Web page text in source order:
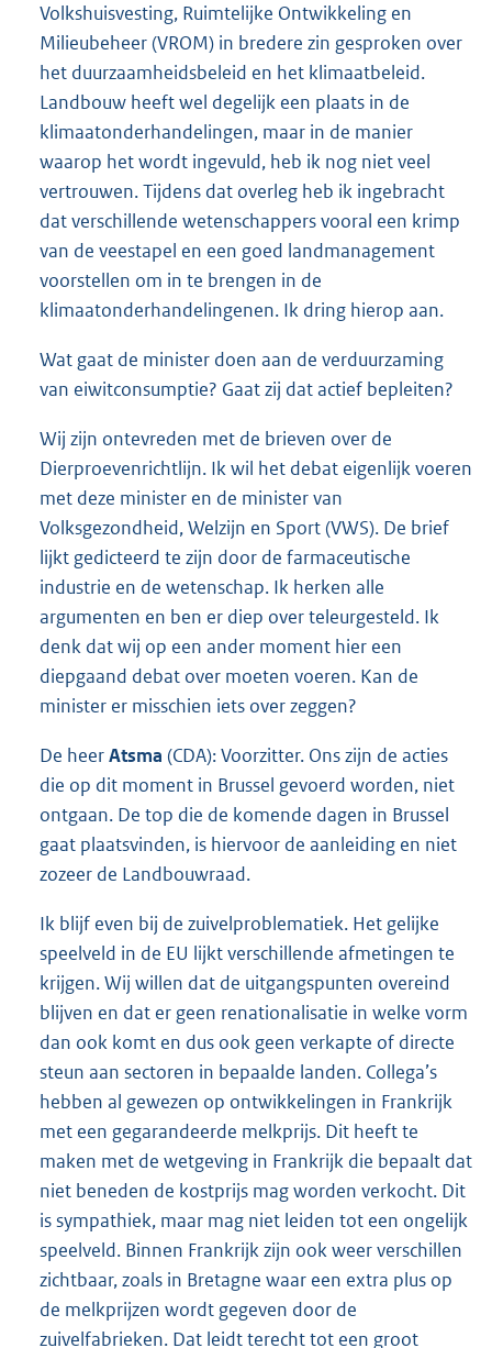
Volkshuisvesting, Ruimtelijke Ontwikkeling en
Milieubeheer (VROM) in bredere zin gesproken over
het duurzaamheidsbeleid en het klimaatbeleid.
Landbouw heeft wel degelijk een plaats in de
klimaatonderhandelingen, maar in de manier
waarop het wordt ingevuld, heb ik nog niet veel
vertrouwen. Tijdens dat overleg heb ik ingebracht
dat verschillende wetenschappers vooral een krimp
van de veestapel en een goed landmanagement
voorstellen om in te brengen in de
klimaatonderhandelingenen. Ik dring hierop aan.
Wat gaat de minister doen aan de verduurzaming
van eiwitconsumptie? Gaat zij dat actief bepleiten?
Wij zijn ontevreden met de brieven over de
Dierproevenrichtlijn. Ik wil het debat eigenlijk voeren
met deze minister en de minister van
Volksgezondheid, Welzijn en Sport (VWS). De brief
lijkt gedicteerd te zijn door de farmaceutische
industrie en de wetenschap. Ik herken alle
argumenten en ben er diep over teleurgesteld. Ik
denk dat wij op een ander moment hier een
diepgaand debat over moeten voeren. Kan de
minister er misschien iets over zeggen?
De heerAtsma (CDA): Voorzitter. Ons zijn de acties
die op dit moment in Brussel gevoerd worden, niet
ontgaan. De top die de komende dagen in Brussel
gaat plaatsvinden, is hiervoor de aanleiding en niet
zozeer de Landbouwraad.
Ik blijf even bij de zuivelproblematiek. Het gelijke
speelveld in de EU lijkt verschillende afmetingen te
krijgen. Wij willen dat de uitgangspunten overeind
blijven en dat er geen renationalisatie in welke vorm
dan ook komt en dus ook geen verkapte of directe
steun aan sectoren in bepaalde landen. Collega’s
hebben al gewezen op ontwikkelingen in Frankrijk
met een gegarandeerde melkprijs. Dit heeft te
maken met de wetgeving in Frankrijk die bepaalt dat
niet beneden de kostprijs mag worden verkocht. Dit
is sympathiek, maar mag niet leiden tot een ongelijk
speelveld. Binnen Frankrijk zijn ook weer verschillen
zichtbaar, zoals in Bretagne waar een extra plus op
de melkprijzen wordt gegeven door de
zuivelfabrieken. Dat leidt terecht tot een groot